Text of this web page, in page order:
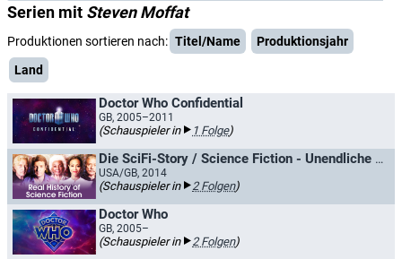
Serien mit Steven Moffat
Produktionen sortieren nach: Titel/Name
Produktionsjahr
Land
Doctor Who Confidential
GB, 2005–2011
(Schauspieler in 1 Folge)
Die SciFi-Story / Science Fiction - Unendliche Weiten
USA/GB, 2014
(Schauspieler in 2 Folgen)
Doctor Who
GB, 2005–
(Schauspieler in 2 Folgen)